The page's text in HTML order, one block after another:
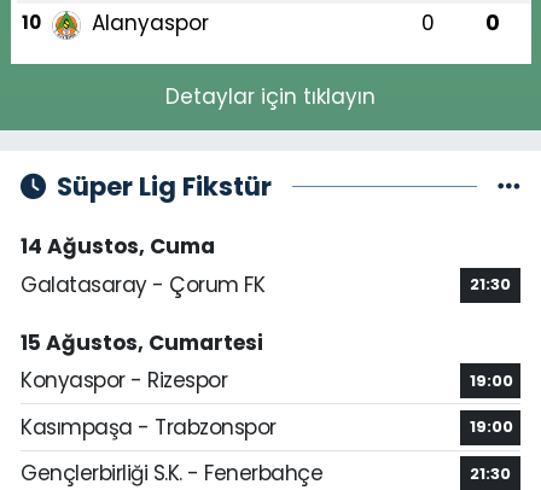
10 Alanyaspor 0 0
Detaylar için tıklayın
Süper Lig Fikstür
14 Ağustos, Cuma
Galatasaray - Çorum FK
21:30
15 Ağustos, Cumartesi
Konyaspor - Rizespor
19:00
Kasımpaşa - Trabzonspor 19:00
Gençlerbirliği S.K. - Fenerbahçe 21:30